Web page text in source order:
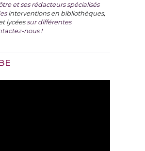
et ses rédacteurs spécialisés
interventions en bibliothèques,
lycéessur différentes
nous !